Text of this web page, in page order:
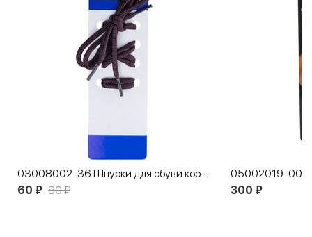
03008002-36 Шнурки для обуви коричневые
60 ₽ 80 ₽ 300 ₽